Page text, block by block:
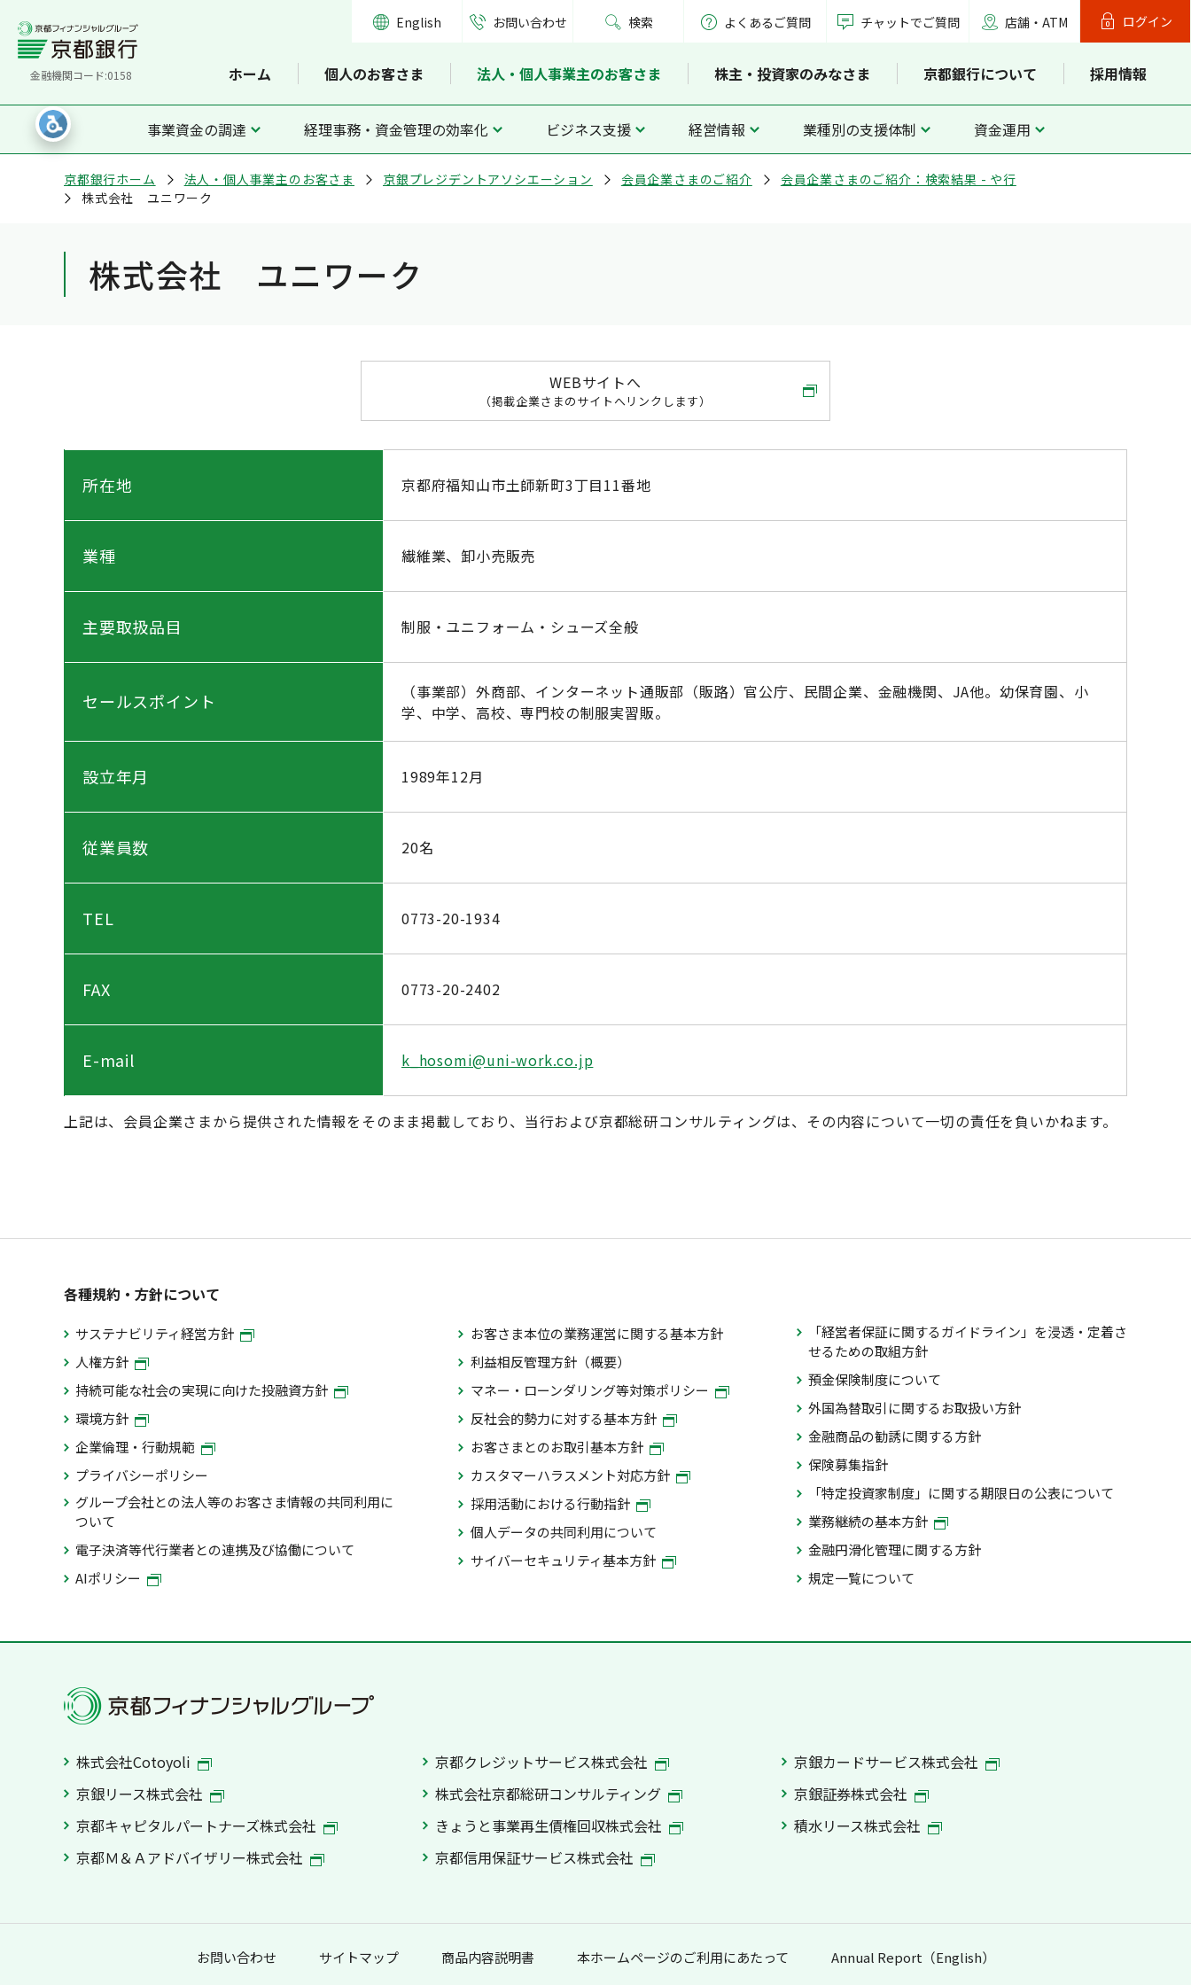
金融機関コード:0158
English お問い合わせ 検索 よくあるご質問 チャットでご質問 店舗・ATM ログイン
ホーム 個人のお客さま 法人・個人事業主のお客さま 株主・投資家のみなさま 京都銀行について 採用情報
事業資金の調達 経理事務・資金管理の効率化 ビジネス支援 経営情報 業種別の支援体制 資金運用
京都銀行ホーム 法人・個人事業主のお客さま 京銀プレジデントアソシエーション 会員企業さまのご紹介
会員企業さまのご紹介：検索結果 - や行
株式会社 ユニワーク
株式会社 ユニワーク
WEBサイトへ
（掲載企業さまのサイトへリンクします）
所在地 京都府福知山市土師新町3丁目11番地
業種 繊維業、卸小売販売
主要取扱品目 制服・ユニフォーム・シューズ全般
セールスポイント
（事業部）外商部、インターネット通販部（販路）官公庁、民間企業、金融機関、JA他。幼保育園、小
学、中学、高校、専門校の制服実習販。
設立年月 1989年12月
従業員数 20名
TEL 0773-20-1934
FAX 0773-20-2402
E-mail k_hosomi@uni-work.co.jp
上記は、会員企業さまから提供された情報をそのまま掲載しており、当行および京都総研コンサルティングは、その内容について一切の責任を負いかねます。
各種規約・方針について
サステナビリティ経営方針
人権方針
持続可能な社会の実現に向けた投融資方針
環境方針
企業倫理・行動規範
プライバシーポリシー
グループ会社との法人等のお客さま情報の共同利用に
ついて
電子決済等代行業者との連携及び協働について
AIポリシー
お客さま本位の業務運営に関する基本方針
利益相反管理方針（概要）
マネー・ローンダリング等対策ポリシー
反社会的勢力に対する基本方針
お客さまとのお取引基本方針
カスタマーハラスメント対応方針
採用活動における行動指針
個人データの共同利用について
サイバーセキュリティ基本方針
「経営者保証に関するガイドライン」を浸透・定着さ
せるための取組方針
預金保険制度について
外国為替取引に関するお取扱い方針
金融商品の勧誘に関する方針
保険募集指針
「特定投資家制度」に関する期限日の公表について
業務継続の基本方針
金融円滑化管理に関する方針
規定一覧について
株式会社Cotoyoli 京都クレジットサービス株式会社
京銀カードサービス株式会社
京銀リース株式会社
株式会社京都総研コンサルティング
京銀証券株式会社
京都キャピタルパートナーズ株式会社
きょうと事業再生債権回収株式会社
積水リース株式会社
京都Ｍ＆Ａアドバイザリー株式会社
京都信用保証サービス株式会社
お問い合わせ サイトマップ 商品内容説明書 本ホームページのご利用にあたって Annual Report（English）